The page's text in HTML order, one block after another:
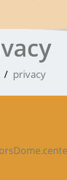
privacy